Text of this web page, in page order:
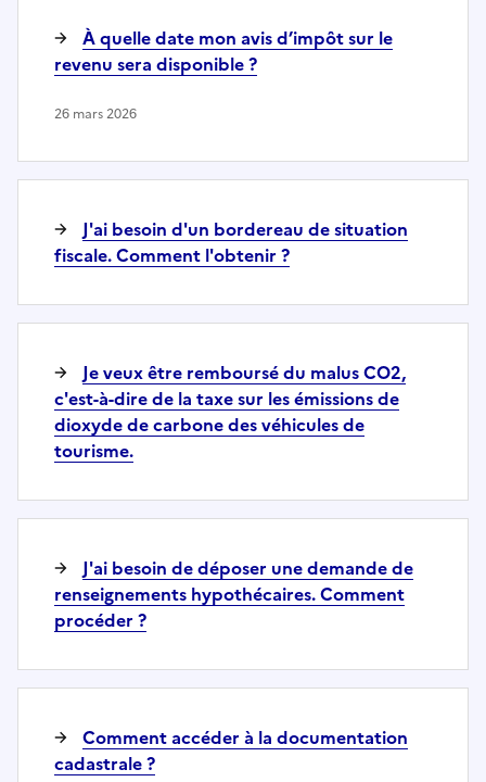
À quelle date mon avis d’impôt sur le
revenu sera disponible ?
26 mars 2026
J'ai besoin d'un bordereau de situation
fiscale. Comment l'obtenir ?
Je veux être remboursé du malus CO2,
c'est-à-dire de la taxe sur les émissions de
dioxyde de carbone des véhicules de
tourisme.
J'ai besoin de déposer une demande de
renseignements hypothécaires. Comment
procéder ?
Comment accéder à la documentation
cadastrale ?